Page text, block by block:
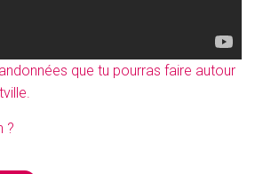
que tu pourras faire autour
?